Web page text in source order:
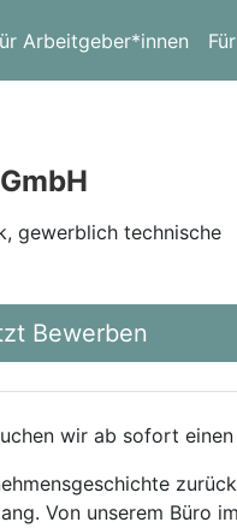
Arbeitgeber*innen
gewerblich technische
Bewerben
wir ab sofort einen
Von unserem Büro